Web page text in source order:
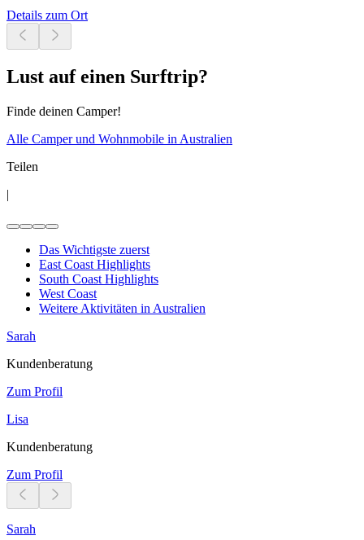
Details zum Ort
Lust auf einen Surftrip?
Finde deinen Camper!
Alle Camper und Wohnmobile in Australien
Teilen
|
Das Wichtigste zuerst
East Coast Highlights
South Coast Highlights
West Coast
Weitere Aktivitäten in Australien
Sarah
Kundenberatung
Zum Profil
Lisa
Kundenberatung
Zum Profil
Sarah